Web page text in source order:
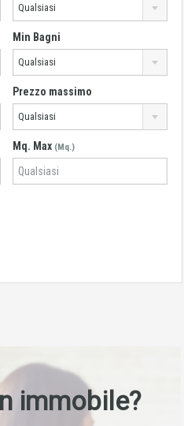
Qualsiasi
Min Bagni
Qualsiasi
Prezzo massimo
Qualsiasi
Mq. Max (Mq.)
immobile?